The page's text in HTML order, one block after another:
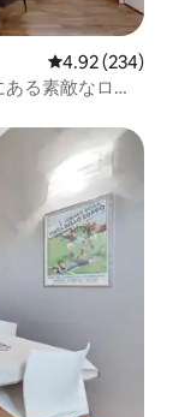
レビュー234
4.92 (234)
る素敵なロフ